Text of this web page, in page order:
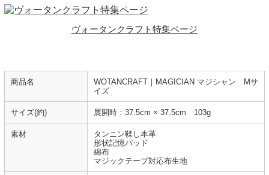
ヴォータンクラフト特集ページ
商品名
WOTANCRAFT｜MAGICIAN マジシャン Mサ
イズ
サイズ(約) 展開時：37.5cm × 37.5cm 103g
素材
タンニン鞣し本革
形状記憶パッド
綿布
マジックテープ対応布生地